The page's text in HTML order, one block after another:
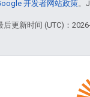
开发者网站政策。
后更新时间 (UTC)：2026-